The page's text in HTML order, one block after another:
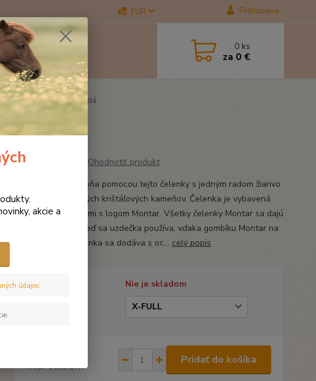
EUR Prihlásenie
0 ks
za 0 €
Dusty Blue hnedá
Ohodnotiť produkt
Rozžiarte svojho koňa pomocou tejto čelenky s jedným radom žiarivo
zaprášených modrých krištáľových kameňov. Čelenka je vybavená
patentnými gombíkmi s logom Montar. Všetky čelenky Montar sa dajú
ľahko vymeniť, aj keď sa uzdečka používa, vďaka gombíku Montar na
každej strane. Čelenka sa dodáva s oc... celý popis
Dostupnosť
Nie je skladom
44,67 € bez DPH
Pridať do košíka
akcie a
údajov.